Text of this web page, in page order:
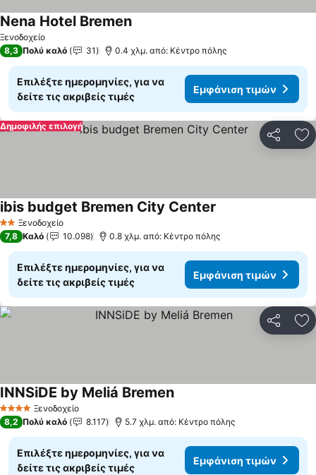
Ξενοδοχείο
Nena Hotel BremenΕμφάνιση τιμών
8,3 Πολύ καλό 31 0.4 χλμ. από: Κέντρο πόλης
Επιλέξτε ημερομηνίες, για να
δείτε τις ακριβείς τιμές
Εμφάνιση τιμών
Δημοφιλής επιλογή
2 ΑστέριαΞενοδοχείο
ibis budget Bremen City Center
7,8 Καλό 10.098 0.8 χλμ. από: Κέντρο πόλης
Επιλέξτε ημερομηνίες, για να
δείτε τις ακριβείς τιμές
Εμφάνιση τιμών
4 ΑστέριαΞενοδοχείο
INNSiDE by Meliá BremenΕμφάνιση τιμών
8,2 Πολύ καλό 8.117 5.7 χλμ. από: Κέντρο πόλης
Επιλέξτε ημερομηνίες, για να
δείτε τις ακριβείς τιμές
Εμφάνιση τιμών